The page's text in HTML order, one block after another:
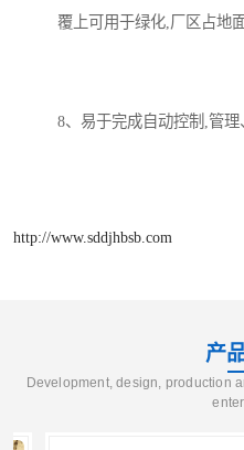
覆上可用于绿化,厂区占地
8、易于完成自动控制,管理
http://www.sddjhbsb.com
产
Development, design, production